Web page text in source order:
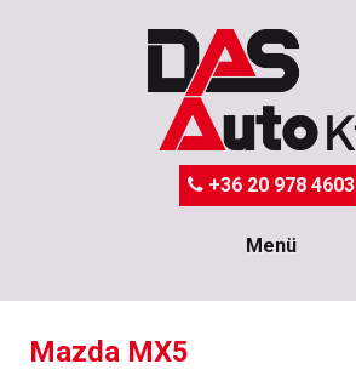
+36 20 978 4603
Menü
Mazda MX5